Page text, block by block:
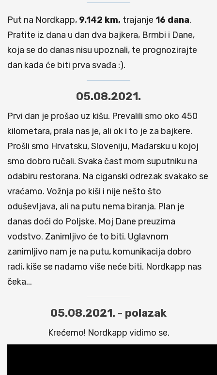
Put na Nordkapp, 9.142 km, trajanje 16 dana.
Pratite iz dana u dan dva bajkera, Brmbi i Dane,
koja se do danas nisu upoznali, te prognozirajte
dan kada će biti prva svađa :).
05.08.2021.
Prvi dan je prošao uz kišu. Prevalili smo oko 450
kilometara, prala nas je, ali ok i to je za bajkere.
Prošli smo Hrvatsku, Sloveniju, Mađarsku u kojoj
smo dobro ručali. Svaka čast mom suputniku na
odabiru restorana. Na ciganski odrezak svakako se
vraćamo. Vožnja po kiši i nije nešto što
oduševljava, ali na putu nema biranja. Plan je
danas doći do Poljske. Moj Dane preuzima
vodstvo. Zanimljivo će to biti. Uglavnom
zanimljivo nam je na putu, komunikacija dobro
radi, kiše se nadamo više neće biti. Nordkapp nas
čeka...
05.08.2021. - polazak
Krećemo! Nordkapp vidimo se.